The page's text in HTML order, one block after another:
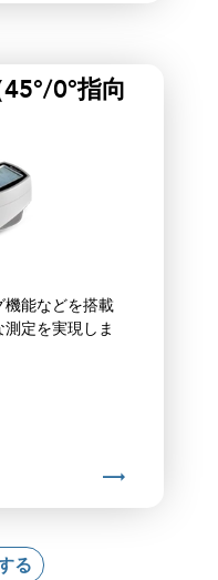
0°指向
機能などを搭載
定を実現しま
る